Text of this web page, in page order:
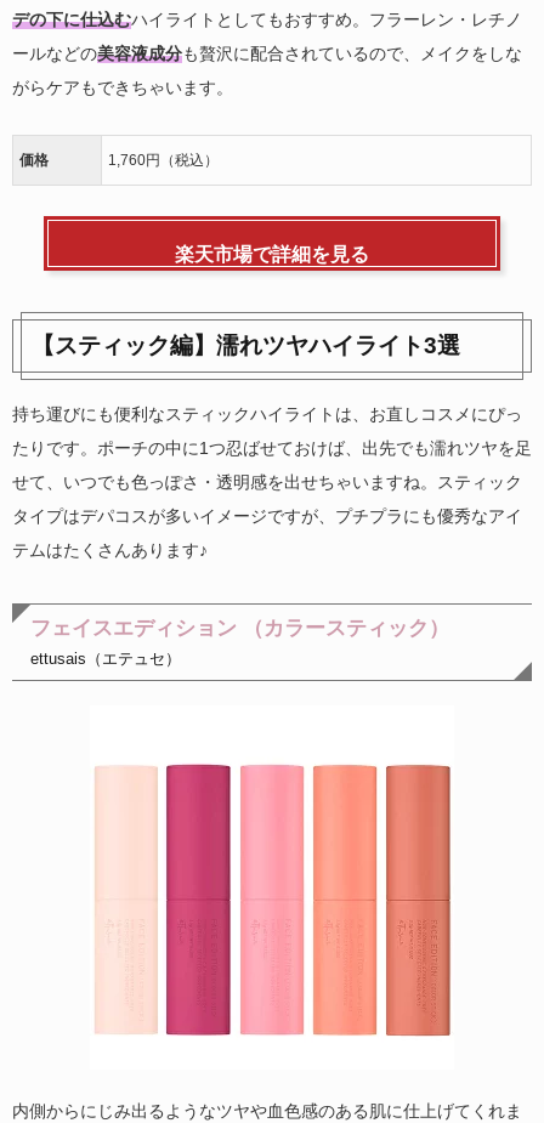
デの下に仕込むハイライトとしてもおすすめ。フラーレン・レチノ
ールなどの美容液成分も贅沢に配合されているので、メイクをしな
がらケアもできちゃいます。
価格 1,760円（税込）
楽天市場で詳細を見る
【スティック編】濡れツヤハイライト3選
持ち運びにも便利なスティックハイライトは、お直しコスメにぴっ
たりです。ポーチの中に1つ忍ばせておけば、出先でも濡れツヤを足
せて、いつでも色っぽさ・透明感を出せちゃいますね。スティック
タイプはデパコスが多いイメージですが、プチプラにも優秀なアイ
テムはたくさんあります♪
フェイスエディション （カラースティック）
ettusais（エテュセ）
内側からにじみ出るようなツヤや血色感のある肌に仕上げてくれま